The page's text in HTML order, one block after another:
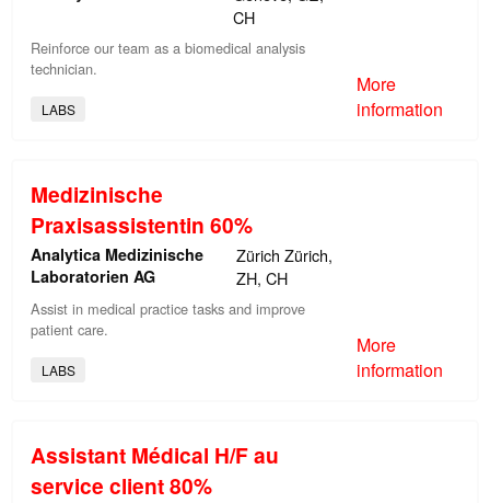
CH
Reinforce our team as a biomedical analysis
technician.
LABS
More
information
Medizinische
Praxisassistentin 60%
Analytica Medizinische
Laboratorien AG
Zürich Zürich,
ZH, CH
Assist in medical practice tasks and improve
patient care.
LABS
More
information
Assistant Médical H/F au
service client 80%